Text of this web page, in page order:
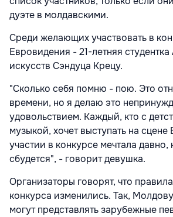
дуэте в молдавскими.
Среди желающих участвовать в
Евровидения - 21-летняя
искусств Сэндуца Крецу.
"Сколько себя помню - пою. Это
времени, но я делаю это
удовольствием. Каждый, кто с
музыкой, хочет выступать на
участии в конкурсе мечтала давно,
сбудется", - говорит девушка.
Организаторы говорят, что
конкурса изменились. Так,
могут представлять зарубежные